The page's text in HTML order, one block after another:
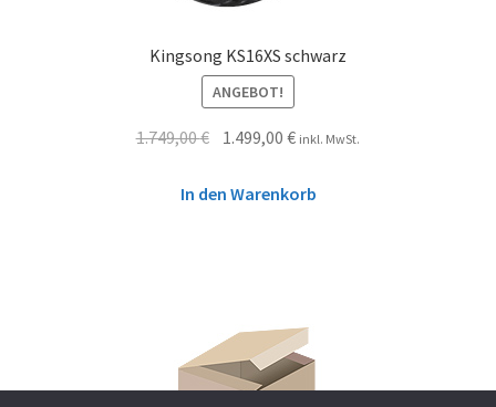
Kingsong KS16XS schwarz
ANGEBOT!
1.749,00€ 1.499,00€ inkl. MwSt.
In den Warenkorb